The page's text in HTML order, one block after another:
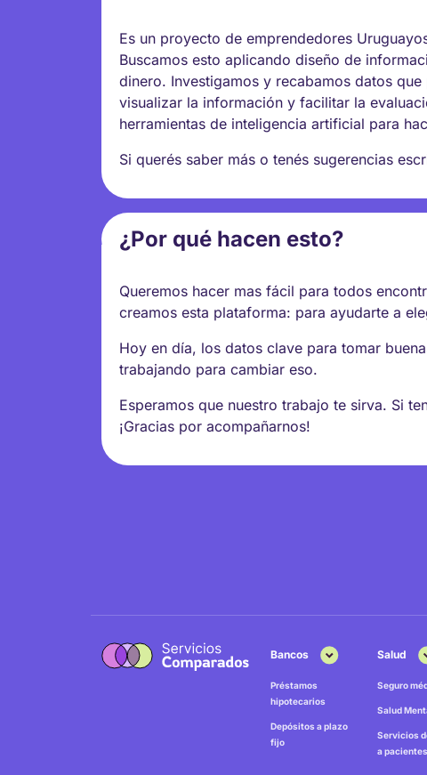
Es un proyecto de emprendedores
Buscamos esto aplicando diseño de
dinero. Investigamos y recabamos datos
visualizar la información y facilitar la
herramientas de inteligencia artificial para
Si querés saber más o tenés sugerencias
¿Por qué hacen esto?
Queremos hacer mas fácil para todos
creamos esta plataforma: para ayudarte a
Hoy en día, los datos clave para tomar
trabajando para cambiar eso.
Esperamos que nuestro trabajo te sirva. Si
¡Gracias por acompañarnos!
Bancos
Préstamos
hipotecarios
Depósitos a plazo
fijo
Salud
Seguro
Salud
Servicios
a pacientes